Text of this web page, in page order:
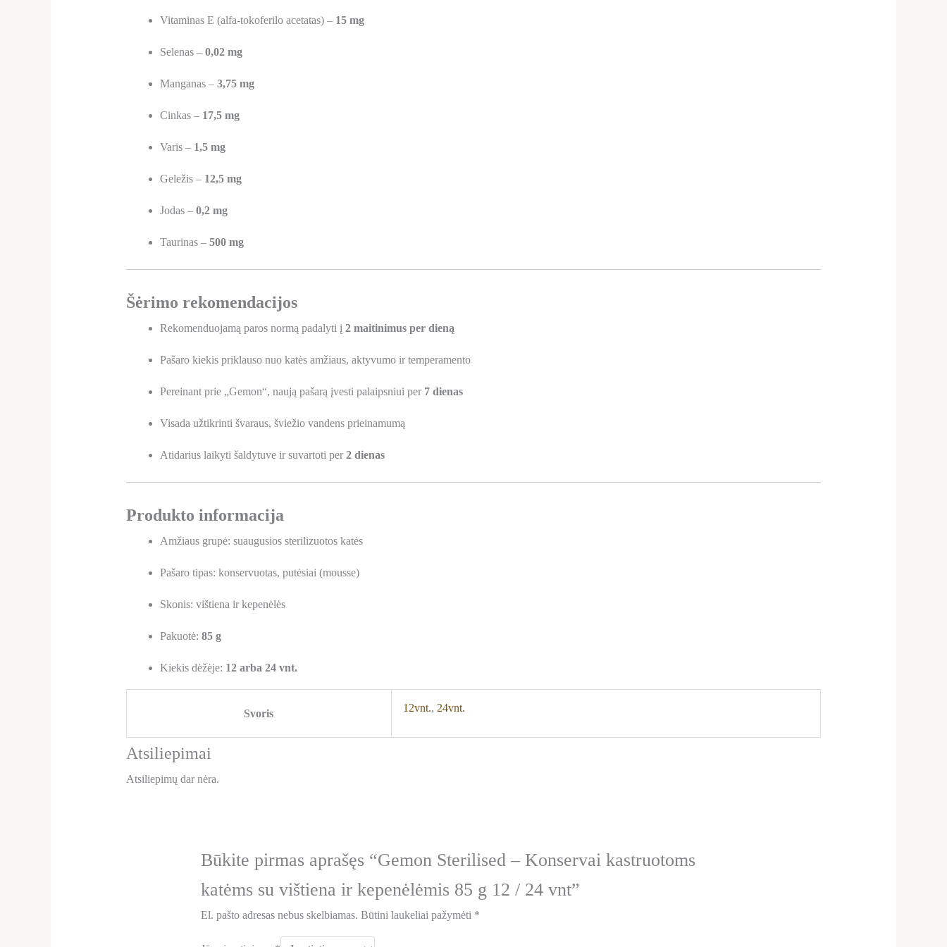
Vitaminas E (alfa-tokoferilo acetatas) – 15 mg
Selenas – 0,02 mg
Manganas – 3,75 mg
Cinkas – 17,5 mg
Varis – 1,5 mg
Geležis – 12,5 mg
Jodas – 0,2 mg
Taurinas – 500 mg
Šėrimo rekomendacijos
Rekomenduojamą paros normą padalyti į 2 maitinimus per dieną
Pašaro kiekis priklauso nuo katės amžiaus, aktyvumo ir temperamento
Pereinant prie „Gemon“, naują pašarą įvesti palaipsniui per 7 dienas
Visada užtikrinti švaraus, šviežio vandens prieinamumą
Atidarius laikyti šaldytuve ir suvartoti per 2 dienas
Produkto informacija
Amžiaus grupė: suaugusios sterilizuotos katės
Pašaro tipas: konservuotas, putėsiai (mousse)
Skonis: vištiena ir kepenėlės
Pakuotė: 85 g
Kiekis dėžėje: 12 arba 24 vnt.
Svoris 12vnt., 24vnt.
Atsiliepimai
Atsiliepimų dar nėra.
Būkite pirmas aprašęs “Gemon Sterilised – Konservai kastruotoms
katėms su vištiena ir kepenėlėmis 85 g 12 / 24 vnt”
El. pašto adresas nebus skelbiamas. Būtini laukeliai pažymėti *